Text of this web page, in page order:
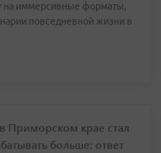
на иммерсивные форматы,
повседневной жизни в
Приморском крае стал
больше: ответ